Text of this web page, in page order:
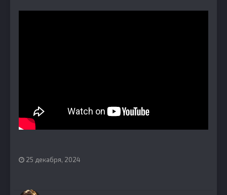
25 декабря, 2024